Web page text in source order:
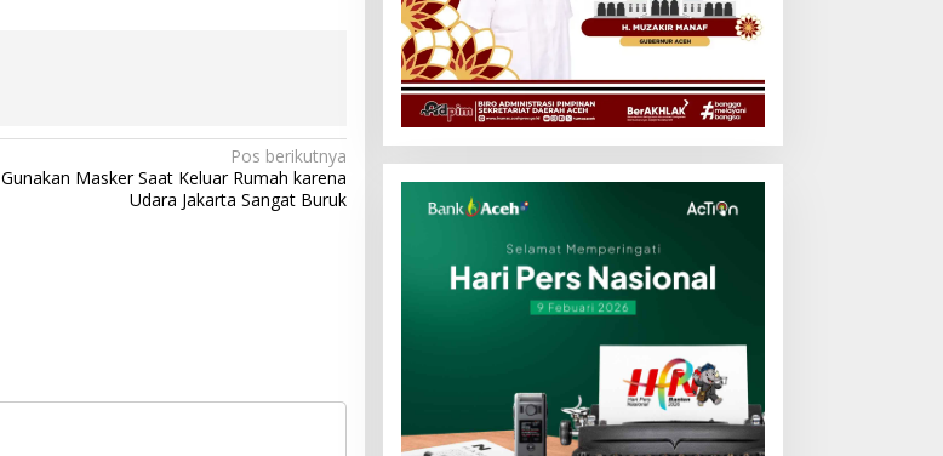
Pos berikutnya
Gunakan Masker Saat Keluar Rumah karena
Udara Jakarta Sangat Buruk